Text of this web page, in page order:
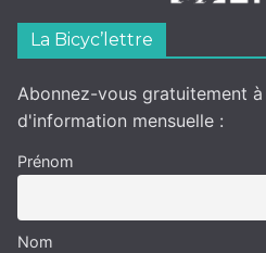
La Bicyc’lettre
Abonnez-vous gratuitement
d'information mensuelle :
Prénom
Nom